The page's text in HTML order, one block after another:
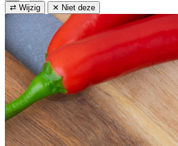
⇄ Wijzig
✕ Niet deze